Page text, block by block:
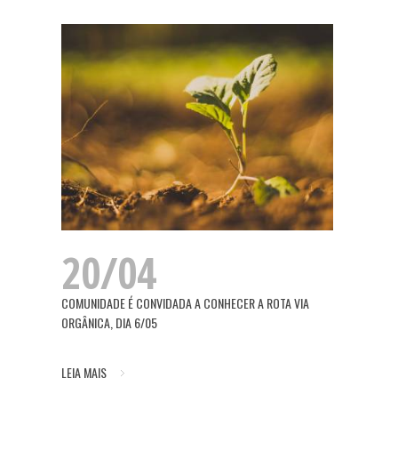
20/04
COMUNIDADE É CONVIDADA A CONHECER A ROTA VIA
ORGÂNICA, DIA 6/05
LEIA MAIS